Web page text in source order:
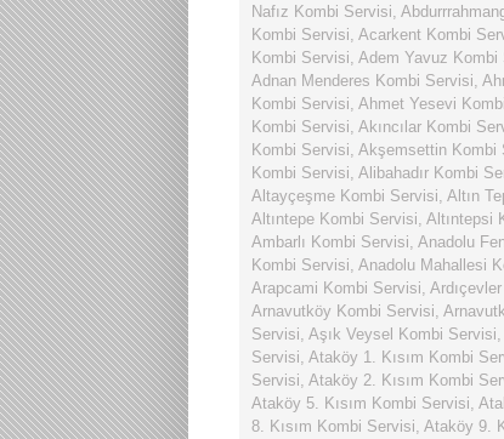
Nafız Kombi Servisi,
Kombi Servisi, Acarkent Kombi
Kombi Servisi, Adem Yavuz Kombi
Adnan Menderes Kombi Servisi,
Kombi Servisi, Ahmet Yesevi
Kombi Servisi, Akıncılar Kombi
Kombi Servisi, Akşemsettin Kombi
Kombi Servisi, Alibahadır Kombi
Altayçeşme Kombi Servisi, Altın
Altıntepe Kombi Servisi, Altıntepsi
Ambarlı Kombi Servisi, Anadolu
Kombi Servisi, Anadolu Mahallesi
Arapcami Kombi Servisi,
Arnavutköy Kombi Servisi,
Servisi, Aşık Veysel Kombi Servisi,
Servisi, Ataköy 1. Kısım Kombi
Servisi, Ataköy 2. Kısım Kombi
Ataköy 5. Kısım Kombi Servisi,
8. Kısım Kombi Servisi, Ataköy 9.